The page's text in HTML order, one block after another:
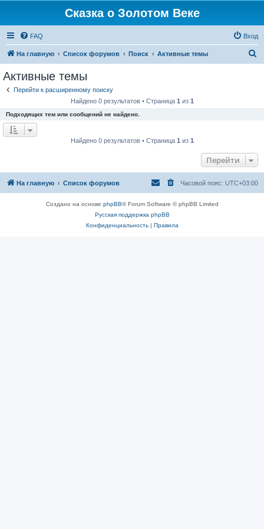
Сказка о Золотом Веке
FAQ Вход
На главную Список форумов Поиск Активные темы
Активные темы
Перейти к расширенному поиску
Найдено 0 результатов • Страница 1 из 1
Подходящих тем или сообщений не найдено.
Найдено 0 результатов • Страница 1 из 1
Перейти
На главную Список форумов Часовой пояс: UTC+03:00
Создано на основе phpBB® Forum Software © phpBB Limited
Русская поддержка phpBB
Конфиденциальность| Правила